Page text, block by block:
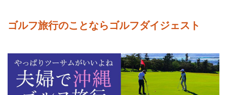
ゴルフ旅行のことならゴルフダイジェスト